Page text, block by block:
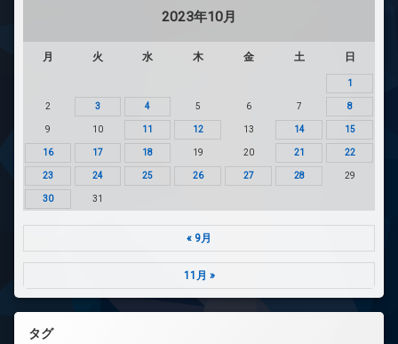
2023年10月
月 火 水 木 金 土 日
1
2 3 4 5 6 7 8
9 10 11 12 13 14 15
16 17 18 19 20 21 22
23 24 25 26 27 28 29
30 31
« 9月
11月 »
タグ